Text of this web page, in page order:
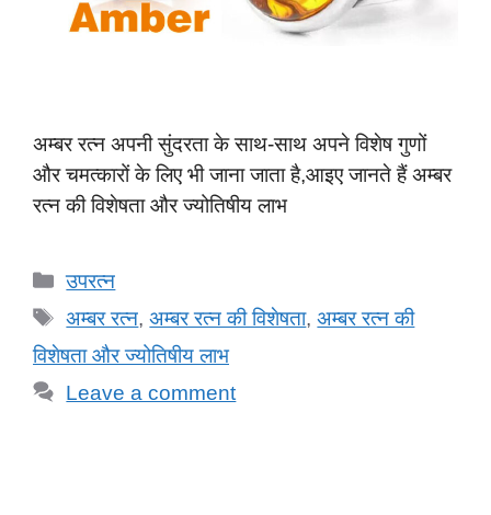
अम्बर रत्न अपनी सुंदरता के साथ-साथ अपने विशेष गुणों
और चमत्कारों के लिए भी जाना जाता है,आइए जानते हैं अम्बर
रत्न की विशेषता और ज्योतिषीय लाभ
Categories
उपरत्न
Tags
अम्बर रत्न,अम्बर रत्न की विशेषता,अम्बर रत्न की
विशेषता और ज्योतिषीय लाभ
Leave a comment